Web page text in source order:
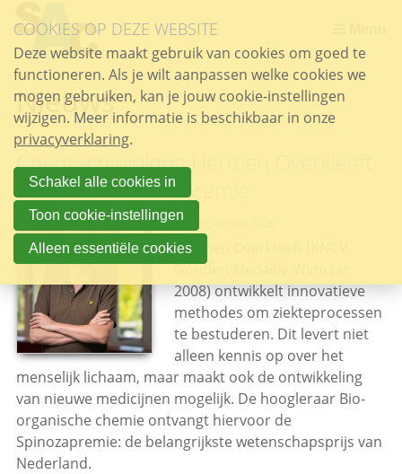
links
over
Spring
naar
de
inhoud
naar
het
menu
Nieuws
Chemisch bioloog Hermen Overkleeft
ontvangt Spinozapremie
vrijdag 26 juni 2026
Hermen Overkleeft (KNCV
Gouden Medaille Winnaar
2008) ontwikkelt innovatieve
methodes om ziekteprocessen
te bestuderen. Dit levert niet
alleen kennis op over het
menselijk lichaam, maar maakt ook de ontwikkeling
van nieuwe medicijnen mogelijk. De hoogleraar Bio-
organische chemie ontvangt hiervoor de
Spinozapremie: de belangrijkste wetenschapsprijs van
Nederland.
COOKIES OP DEZE WEBSITE
Deze website maakt gebruik van cookies om goed te
functioneren. Als je wilt aanpassen welke cookies we
mogen gebruiken, kan je jouw cookie-instellingen
wijzigen. Meer informatie is beschikbaar in onze
privacyverklaring.
Schakel alle cookies in
Toon cookie-instellingen
Alleen essentiële cookies